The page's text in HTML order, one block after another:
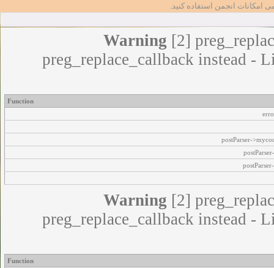
امکانات انجمن استفاده کنید.
Warning [2]
preg_replace_callback instead -
Function
postParser-
Warning [2]
preg_replace_callback instead -
Function